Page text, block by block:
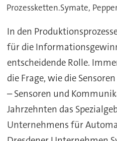
Prozessketten.Symate,
In den
für die
entscheidende Rolle.
die Frage, wie die
– Sensoren und
Jahrzehnten das
Unternehmens für